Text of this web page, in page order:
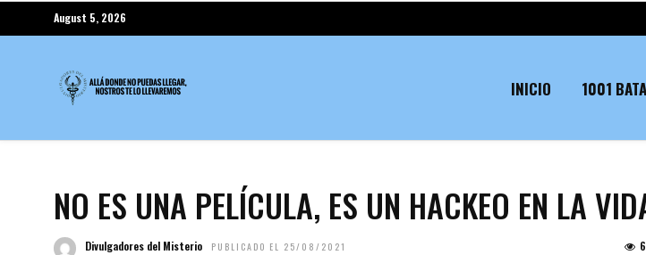
August 5, 2026
INICIO 1001
NO ES UNA PELÍCULA, ES UN HACKEO EN LA
Divulgadores del Misterio PUBLICADO EL 25/08/2021